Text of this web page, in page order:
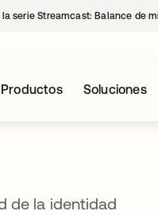
la serie Streamcast: Balance de
Productos Soluciones
de la identidad